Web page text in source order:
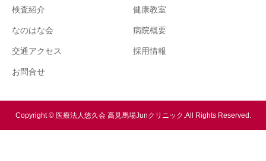
検査紹介 健康教室
なのはな会 病院概要
交通アクセス 採用情報
お問合せ
Copyright © 医療法人悠久会 高見馬場Junクリニック.All Rights Reserved.